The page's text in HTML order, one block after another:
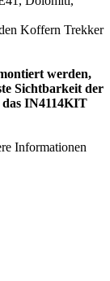
Koffern Trekker
werden,
Sichtbarkeit der
das IN4114KIT
Informationen